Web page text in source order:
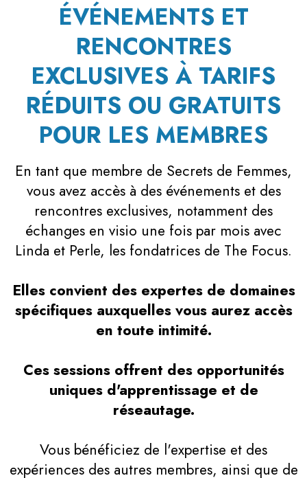
ÉVÉNEMENTS ET
RENCONTRES
EXCLUSIVES À TARIFS
RÉDUITS OU GRATUITS
POUR LES MEMBRES
En tant que membre de Secrets de Femmes,
vous avez accès à des événements et des
rencontres exclusives, notamment des
échanges en visio une fois par mois avec
Linda et Perle, les fondatrices de The Focus.
Elles convient des expertes de domaines
spécifiques auxquelles vous aurez accès
en toute intimité.
Ces sessions offrent des opportunités
uniques d'apprentissage et de
réseautage.
Vous bénéficiez de l'expertise et des
expériences des autres membres, ainsi que de